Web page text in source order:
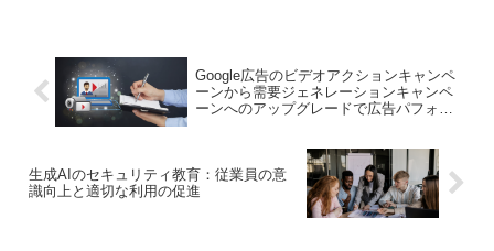
Google広告のビデオアクションキャンペ
ーンから需要ジェネレーションキャンペ
ーンへのアップグレードで広告パフォー
生成AIのセキュリティ教育：従業員の意
識向上と適切な利用の促進